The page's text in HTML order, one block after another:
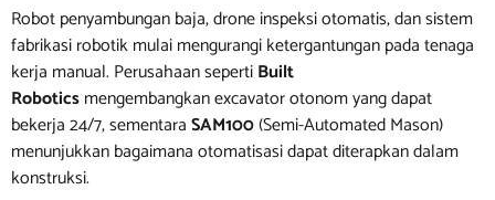
Robot penyambungan baja, drone inspeksi otomatis, dan sistem
fabrikasi robotik mulai mengurangi ketergantungan pada tenaga
kerja manual. Perusahaan sepertiBuilt
Roboticsmengembangkan excavator otonom yang dapat
bekerja 24/7, sementaraSAM100(Semi-Automated Mason)
menunjukkan bagaimana otomatisasi dapat diterapkan dalam
konstruksi.